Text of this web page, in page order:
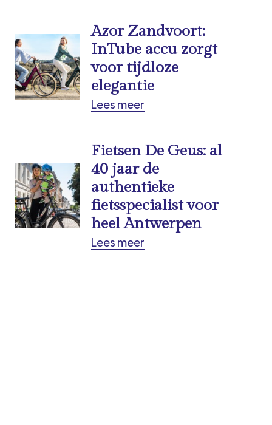
Azor Zandvoort:
InTube accu zorgt
voor tijdloze
elegantie
Lees meer
Fietsen De Geus: al
40 jaar de
authentieke
fietsspecialist voor
heel Antwerpen
Lees meer